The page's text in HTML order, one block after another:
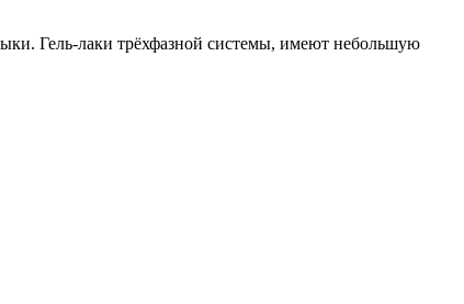
Гель-лаки трёхфазной системы, имеют небольшую